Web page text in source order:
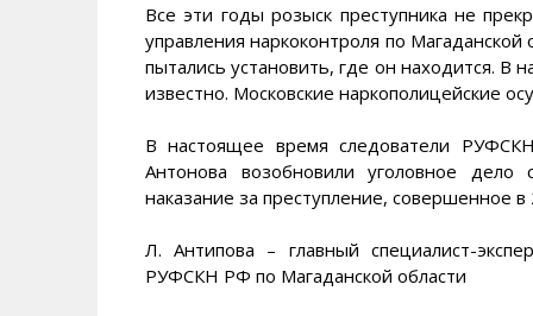
Все эти годы розыск преступника не
управления наркоконтроля по Магаданской
пытались установить, где он находится. В
известно. Московские наркополицейские
В настоящее время следователи
Антонова возобновили уголовное
наказание за преступление, совершенное в
Л. Антипова – главный специалист-
РУФСКН РФ по Магаданской области